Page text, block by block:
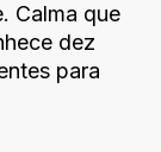
Calma que
dez
para